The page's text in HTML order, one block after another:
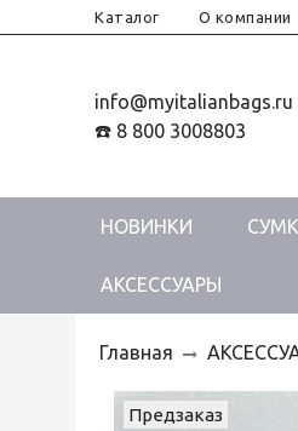
Каталог О компании
info@myitalianbags.ru
☎️ 8 800 3008803
НОВИНКИ
АКСЕССУАРЫ
Главная
Предзаказ